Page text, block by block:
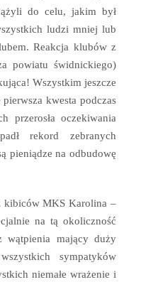
do celu, jakim był
ludzi mniej lub
Reakcja klubów z
powiatu świdnickiego)
Wszystkim jeszcze
kwesta podczas
przerosła oczekiwania
rekord zebranych
pieniądze na odbudowę
kibiców MKS Karolina –
na tą okoliczność
wątpienia mający duży
sympatyków
niemałe wrażenie i